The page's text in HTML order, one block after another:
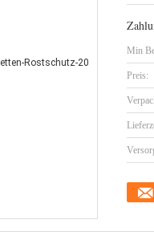
Min
Preis: